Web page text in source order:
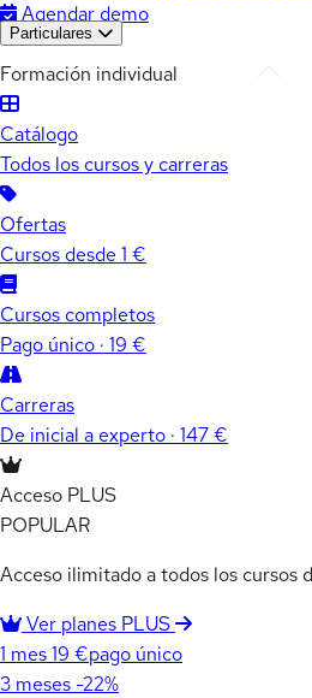
Agendar demo
Particulares
Formación individual
Catálogo
Todos los cursos y carreras
Ofertas
Cursos desde 1 €
Cursos completos
Pago único · 19 €
Carreras
De inicial a experto · 147 €
Acceso PLUS
POPULAR
Acceso ilimitado a todos los cursos
Ver planes PLUS
1 mes19 €pago único
3 meses -22%